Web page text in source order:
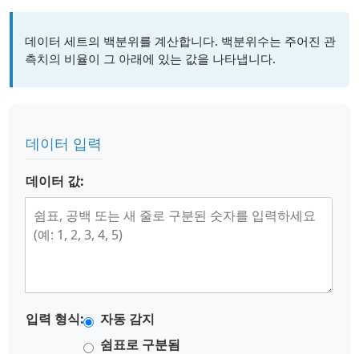
데이터 세트의 백분위를 계산합니다. 백분위수는 주어진 관
측치의 비율이 그 아래에 있는 값을 나타냅니다.
데이터 입력
데이터 값:
입력 형식:
자동 감지
쉼표로 구분됨